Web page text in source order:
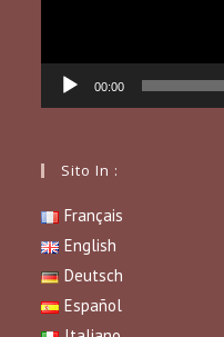
00:00
Sito In :
Français
English
Deutsch
Español